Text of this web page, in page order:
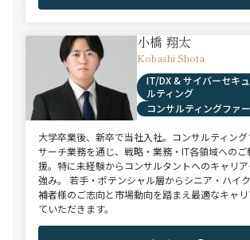
小橋 翔太
Kobashi Shota
IT/DX & サイバーセキ
ルティング
コンサルティングファ
大学卒業後、新卒で当社入社。コンサルティン
サーチ業務を通じ、戦略・業務・IT各領域へのご
援。特に未経験からコンサルタントへのキャリ
強み。 若手・ポテンシャル層からシニア・ハイ
補者様のご志向と市場動向を踏まえ最適なキャ
ていただきます。